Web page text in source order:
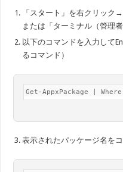
「スタート」を右クリック
または「ターミナル（管理
以下のコマンドを入力して
るコマンド）
Get-AppxPackage |
表示されたパッケージ名を